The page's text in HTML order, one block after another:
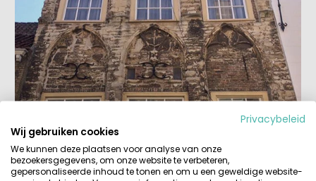
Privacybeleid
Wij gebruiken cookies
We kunnen deze plaatsen voor analyse van onze
bezoekersgegevens, om onze website te verbeteren,
gepersonaliseerde inhoud te tonen en om u een geweldige website-